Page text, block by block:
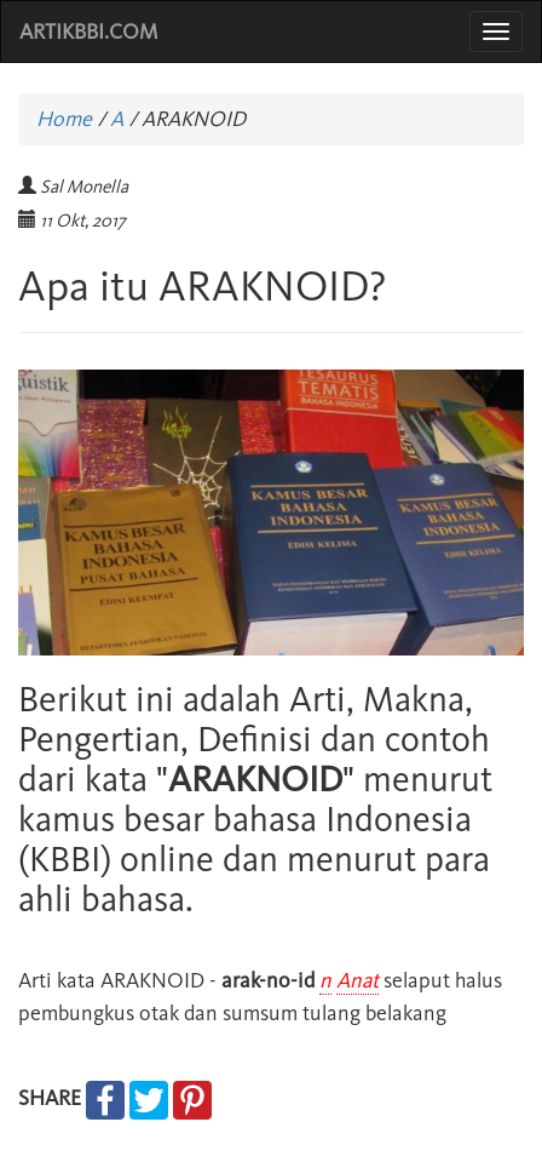
ARTIKBBI.COM
Home/A /ARAKNOID
Sal Monella
11 Okt, 2017
Apa itu ARAKNOID?
Berikut ini adalah Arti, Makna,
Pengertian, Definisi dan contoh
dari kata "ARAKNOID" menurut
kamus besar bahasa Indonesia
(KBBI) online dan menurut para
ahli bahasa.
Arti kata ARAKNOID - arak-no-id nAnatselaput halus
pembungkus otak dan sumsum tulang belakang
SHARE